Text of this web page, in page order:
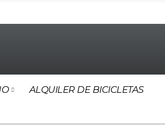
ALQUILER DE BICICLETAS